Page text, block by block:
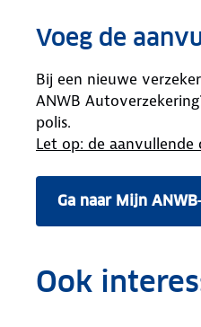
Voeg de
Bij een nieuwe
ANWB
polis.
Let op: de aanvullende
Ga naar Mijn ANWB
om deze
Ook